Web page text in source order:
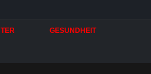
GESUNDHEIT